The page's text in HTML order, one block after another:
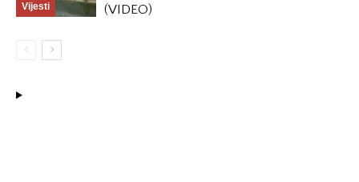
Vijesti
(VIDEO)